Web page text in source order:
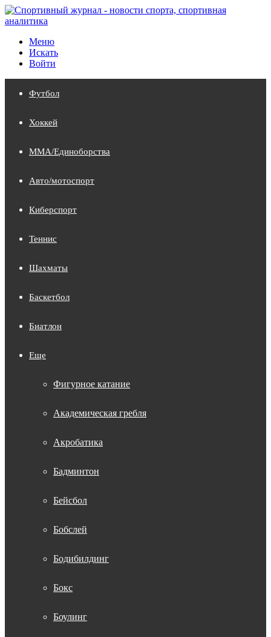
Меню
Искать
Войти
Футбол
Хоккей
MMA/Единоборства
Авто/мотоспорт
Киберспорт
Теннис
Шахматы
Баскетбол
Биатлон
Еще
Фигурное катание
Академическая гребля
Акробатика
Бадминтон
Бейсбол
Бобслей
Бодибилдинг
Бокс
Боулинг